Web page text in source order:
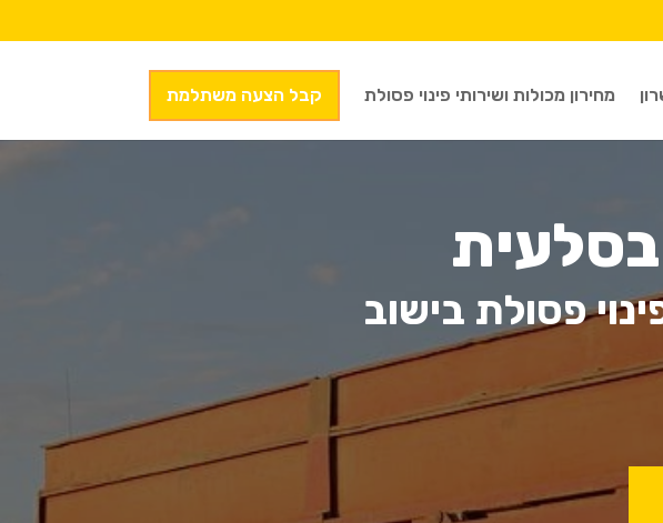
מחירון מכולות ושירותי פינוי פסולת קבל הצעה משתלמת
פסולת בישוב